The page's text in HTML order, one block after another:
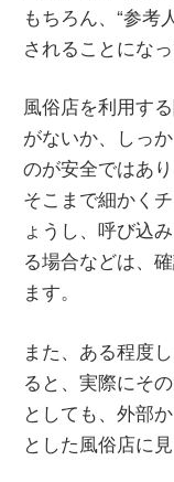
もちろん、“参考
されることにな
風俗店を利用す
がないか、しっ
のが安全ではあ
そこまで細かく
ょうし、呼び込
る場合などは、
ます。
また、ある程度
ると、実際にそ
としても、外部
とした風俗店に